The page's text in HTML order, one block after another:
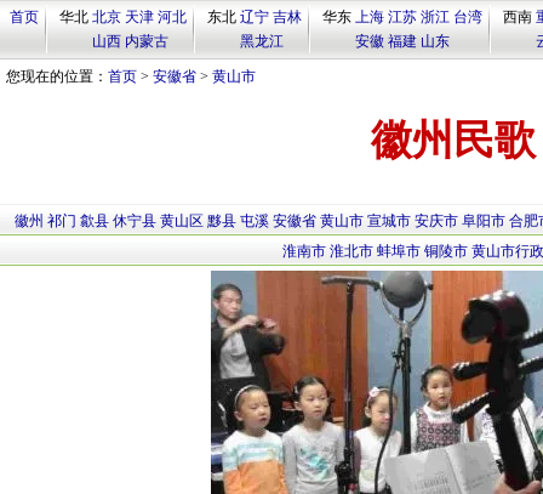
首页 华北 北京 天津 河北
山西 内蒙古
东北 辽宁 吉林
黑龙江
华东 上海 江苏 浙江 台湾
安徽 福建 山东
西南
您现在的位置： 首页 > 安徽省 > 黄山市
徽州民歌
徽州 祁门 歙县 休宁县 黄山区 黟县 屯溪 安徽省 黄山市 宣城市 安庆市 阜阳市 合肥
淮南市 淮北市 蚌埠市 铜陵市 黄山市行